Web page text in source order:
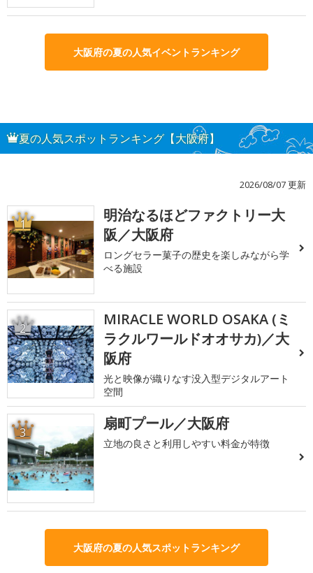
大阪府の夏の人気イベントランキング
夏の人気スポットランキング【大阪府】
2026/08/07 更新
1
明治なるほどファクトリー大
阪／大阪府
ロングセラー菓子の歴史を楽しみながら学
べる施設
2
MIRACLE WORLD OSAKA (ミ
ラクルワールドオオサカ)／大
阪府
光と映像が織りなす没入型デジタルアート
空間
3 扇町プール／大阪府
立地の良さと利用しやすい料金が特徴
大阪府の夏の人気スポットランキング